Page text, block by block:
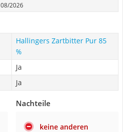
08/2026
Hallingers Zartbitter Pur 85
%
Ja
Ja
Nachteile
keine anderen